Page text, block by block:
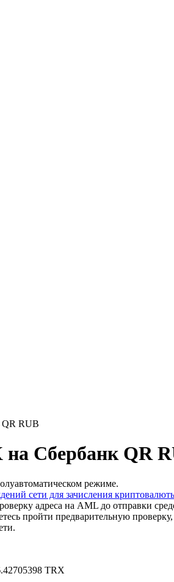
RUB
Сбербанк QR
режиме.
сети для зачисления
адреса на AML до отправки
пройти предварительную
TRX